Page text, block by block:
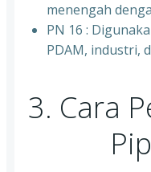
menengah
⁠PN 16 :
PDAM, industri,
3. Cara